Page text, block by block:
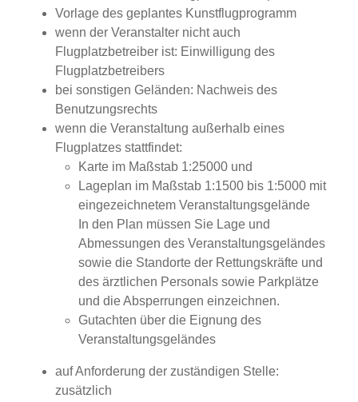
Vorlage des geplantes Kunstflugprogramm
wenn der Veranstalter nicht auch
Flugplatzbetreiber ist: Einwilligung des
Flugplatzbetreibers
bei sonstigen Geländen: Nachweis des
Benutzungsrechts
wenn die Veranstaltung außerhalb eines
Flugplatzes stattfindet:
Karte im Maßstab 1:25000 und
Lageplan im Maßstab 1:1500 bis 1:5000 mit
eingezeichnetem Veranstaltungsgelände
In den Plan müssen Sie Lage und
Abmessungen des Veranstaltungsgeländes
sowie die Standorte der Rettungskräfte und
des ärztlichen Personals sowie Parkplätze
und die Absperrungen einzeichnen.
Gutachten über die Eignung des
Veranstaltungsgeländes
auf Anforderung der zuständigen Stelle:
zusätzlich